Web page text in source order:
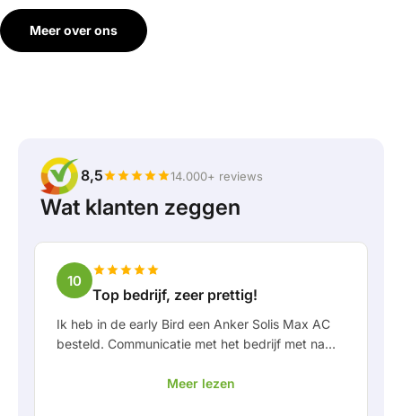
Meer over ons
8,5 14.000+ reviews
Wat klanten zeggen
10
Top bedrijf, zeer prettig!
Ik heb in de early Bird een Anker Solis Max AC
besteld. Communicatie met het bedrijf met name
werd ik goed op de hoogte gehouden van
Meer lezen